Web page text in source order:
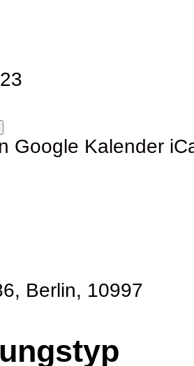
Google Kalender
Berlin, 10997